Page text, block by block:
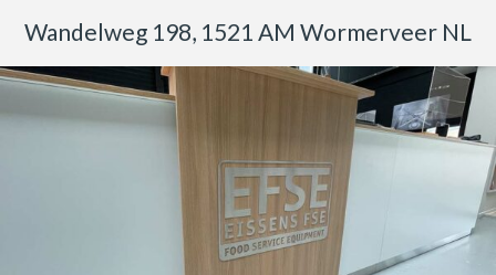
Wandelweg 198, 1521 AM Wormerveer NL